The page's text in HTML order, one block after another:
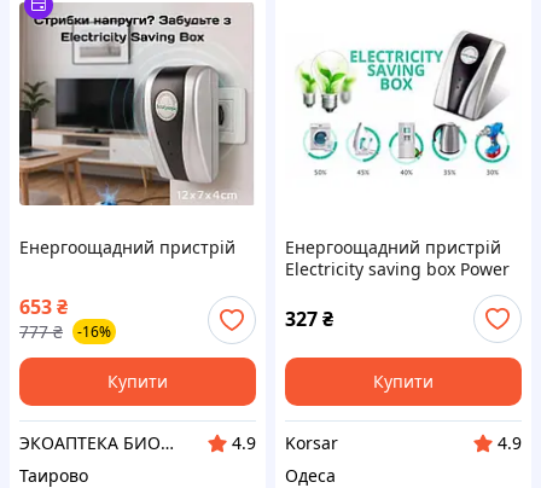
Енергоощадний пристрій
653₴
777 ₴ -16%
Купити
ЭКОАПТЕКА БИОФАРМАЦИЯ
4.9
Таирово
Енергоощадний пристрій
Electricity saving box Power
327₴
Купити
Korsar
4.9
Одеса